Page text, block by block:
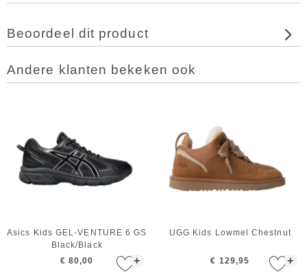
Beoordeel dit product
Andere klanten bekeken ook
+
Asics Kids GEL-VENTURE 6 GS
Black/Black
€ 80,00
+
UGG Kids Lowmel Chestnut
€ 129,95